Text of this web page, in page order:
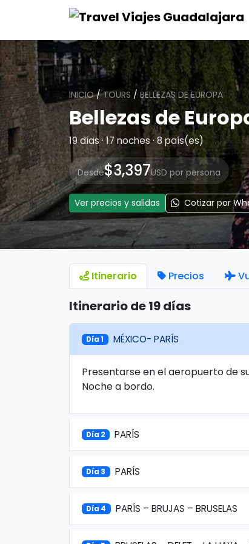
INICIO/TOURS / BELLEZAS DE EUROPA
Bellezas de
19 días · 17 noches · 8 país(es)
Desde$3,397USD por persona
Ver precios y salidas Cotizar por
Itinerario Precios
Itinerario de 19 días
Día 1 MÉXICO- PARÍS
Presentarse en el aeropuerto de
Noche a bordo.
Día 2 PARÍS
Día 3 PARÍS
Día 4 PARÍS – BRUJAS – BRUSELAS